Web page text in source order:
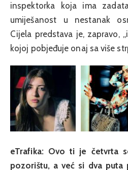
inspektorka koja ima
umiješanost u nestanak
Cijela predstava je, zapravo,
kojoj pobjeđuje onaj sa više
eTrafika: Ovo ti je četvrta
pozorištu, a već si dva puta